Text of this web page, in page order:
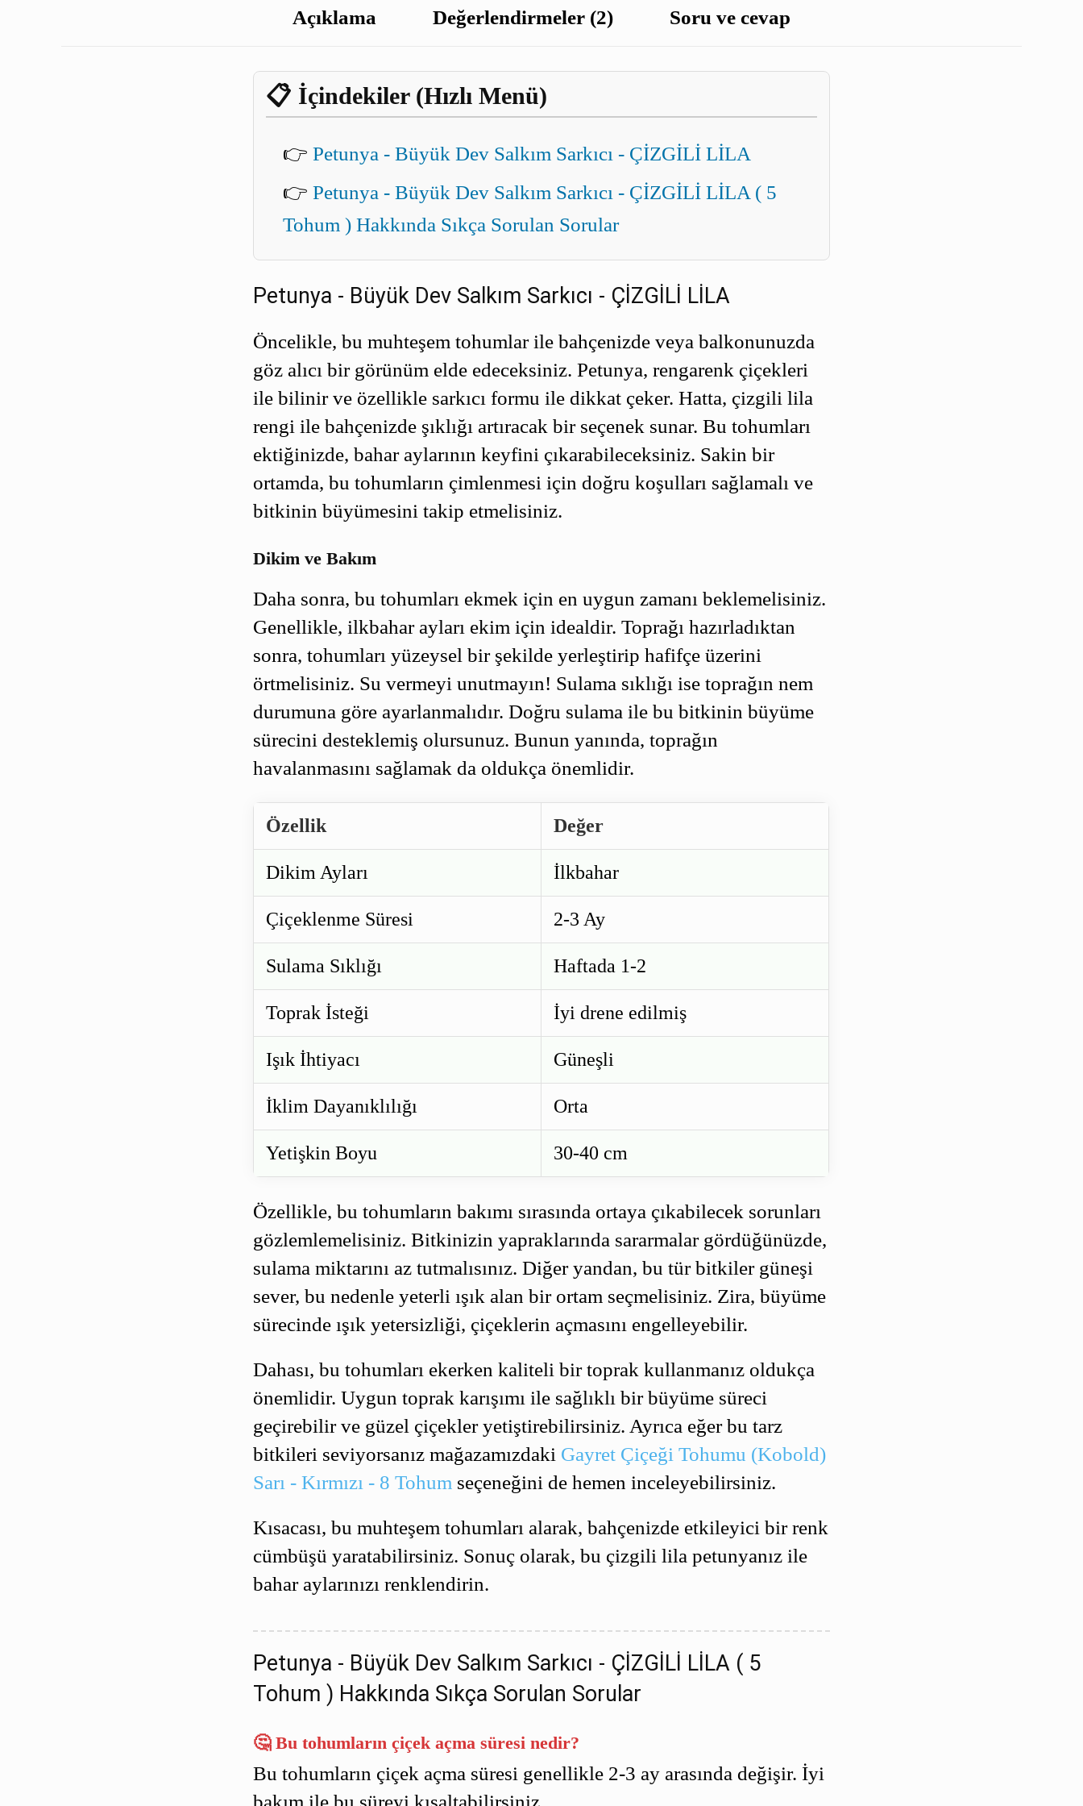
Açıklama Değerlendirmeler (2) Soru ve cevap
📋 İçindekiler (Hızlı Menü)
👉Petunya - Büyük Dev Salkım Sarkıcı - ÇİZGİLİ LİLA
👉Petunya - Büyük Dev Salkım Sarkıcı - ÇİZGİLİ LİLA ( 5
Tohum ) Hakkında Sıkça Sorulan Sorular
Petunya - Büyük Dev Salkım Sarkıcı - ÇİZGİLİ LİLA
Öncelikle, bu muhteşem tohumlar ile bahçenizde veya balkonunuzda
göz alıcı bir görünüm elde edeceksiniz. Petunya, rengarenk çiçekleri
ile bilinir ve özellikle sarkıcı formu ile dikkat çeker. Hatta, çizgili lila
rengi ile bahçenizde şıklığı artıracak bir seçenek sunar. Bu tohumları
ektiğinizde, bahar aylarının keyfini çıkarabileceksiniz. Sakin bir
ortamda, bu tohumların çimlenmesi için doğru koşulları sağlamalı ve
bitkinin büyümesini takip etmelisiniz.
Dikim ve Bakım
Daha sonra, bu tohumları ekmek için en uygun zamanı beklemelisiniz.
Genellikle, ilkbahar ayları ekim için idealdir. Toprağı hazırladıktan
sonra, tohumları yüzeysel bir şekilde yerleştirip hafifçe üzerini
örtmelisiniz. Su vermeyi unutmayın! Sulama sıklığı ise toprağın nem
durumuna göre ayarlanmalıdır. Doğru sulama ile bu bitkinin büyüme
sürecini desteklemiş olursunuz. Bunun yanında, toprağın
havalanmasını sağlamak da oldukça önemlidir.
Özellik Değer
Dikim Ayları İlkbahar
Çiçeklenme Süresi 2-3 Ay
Sulama Sıklığı Haftada 1-2
Toprak İsteği İyi drene edilmiş
Işık İhtiyacı Güneşli
İklim Dayanıklılığı Orta
Yetişkin Boyu 30-40 cm
Özellikle, bu tohumların bakımı sırasında ortaya çıkabilecek sorunları
gözlemlemelisiniz. Bitkinizin yapraklarında sararmalar gördüğünüzde,
sulama miktarını az tutmalısınız. Diğer yandan, bu tür bitkiler güneşi
sever, bu nedenle yeterli ışık alan bir ortam seçmelisiniz. Zira, büyüme
sürecinde ışık yetersizliği, çiçeklerin açmasını engelleyebilir.
Dahası, bu tohumları ekerken kaliteli bir toprak kullanmanız oldukça
önemlidir. Uygun toprak karışımı ile sağlıklı bir büyüme süreci
geçirebilir ve güzel çiçekler yetiştirebilirsiniz. Ayrıca eğer bu tarz
bitkileri seviyorsanız mağazamızdaki Gayret Çiçeği Tohumu (Kobold)
Sarı - Kırmızı - 8 Tohum seçeneğini de hemen inceleyebilirsiniz.
Kısacası, bu muhteşem tohumları alarak, bahçenizde etkileyici bir renk
cümbüşü yaratabilirsiniz. Sonuç olarak, bu çizgili lila petunyanız ile
bahar aylarınızı renklendirin.
Petunya - Büyük Dev Salkım Sarkıcı - ÇİZGİLİ LİLA ( 5
Tohum ) Hakkında Sıkça Sorulan Sorular
🤔 Bu tohumların çiçek açma süresi nedir?
Bu tohumların çiçek açma süresi genellikle 2-3 ay arasında değişir. İyi
bakım ile bu süreyi kısaltabilirsiniz.